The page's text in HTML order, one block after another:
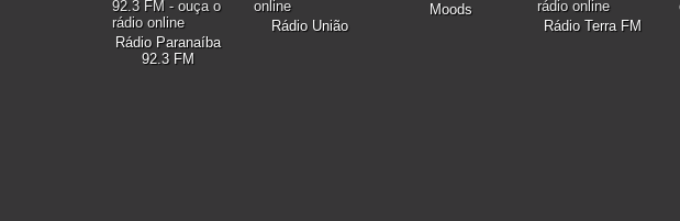
Rádio Paranaíba
92.3 FM
Rádio União
Moods
Rádio Terra FM